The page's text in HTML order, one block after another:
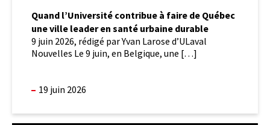
Quand l’Université contribue à faire de Québec
une ville leader en santé urbaine durable
9 juin 2026, rédigé par Yvan Larose d’ULaval
Nouvelles Le 9 juin, en Belgique, une […]
19 juin 2026